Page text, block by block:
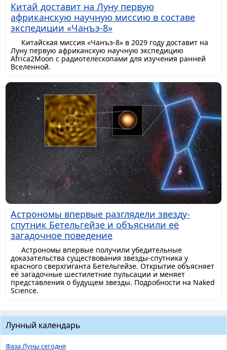
Китай доставит на Луну первую
африканскую научную миссию в составе
экспедиции «Чанъэ-8»
Китайская миссия «Чанъэ-8» в 2029 году доставит на
Луну первую африканскую научную экспедицию
Africa2Moon с радиотелескопами для изучения ранней
Вселенной.
Астрономы впервые разглядели звезду-
спутник Бетельгейзе и объяснили её
загадочное поведение
Астрономы впервые получили убедительные
доказательства существования звезды-спутника у
красного сверхгиганта Бетельгейзе. Открытие объясняет
её загадочные шестилетние пульсации и меняет
представления о будущем звезды. Подробности на Naked
Science.
Лунный календарь
Фаза Луны сегодня